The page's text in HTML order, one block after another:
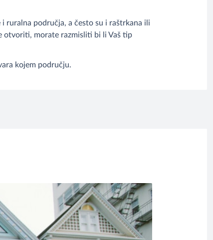
ruralna područja, a često su i raštrkana ili
otvoriti, morate razmisliti bi li Vaš tip
kojem području.